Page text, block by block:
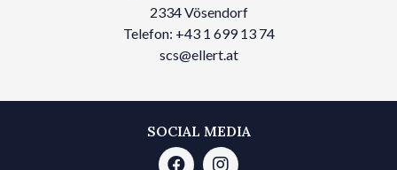
2334 Vösendorf
Telefon: +43 1 699 13 74
scs@ellert.at
SOCIAL MEDIA